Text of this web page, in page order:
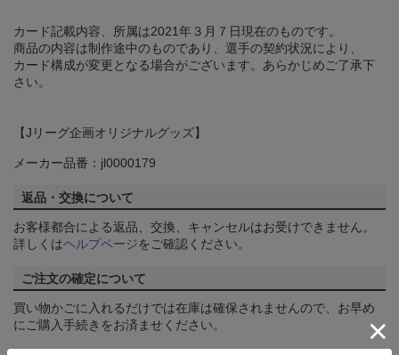
カード記載内容、所属は2021年３月７日現在のものです。
商品の内容は制作途中のものであり、選手の契約状況により、
カード構成が変更となる場合がございます。あらかじめご了承下
さい。
【Jリーグ企画オリジナルグッズ】
メーカー品番：jl0000179
返品・交換について
お客様都合による返品、交換、キャンセルはお受けできません。
詳しくはヘルプページをご確認ください。
ご注文の確定について
買い物かごに入れるだけでは在庫は確保されませんので、お早め
にご購入手続きをお済ませください。